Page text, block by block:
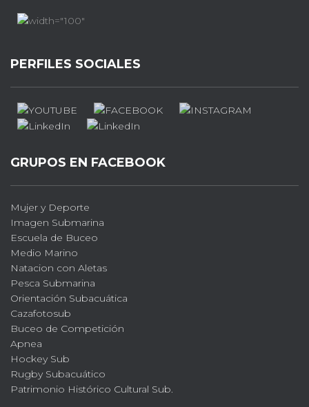
PERFILES SOCIALES
GRUPOS EN FACEBOOK
Mujer y Deporte
Imagen Submarina
Escuela de Buceo
Medio Marino
Natacion con Aletas
Pesca Submarina
Orientación Subacuática
Cazafotosub
Buceo de Competición
Apnea
Hockey Sub
Rugby Subacuático
Patrimonio Histórico Cultural Sub.